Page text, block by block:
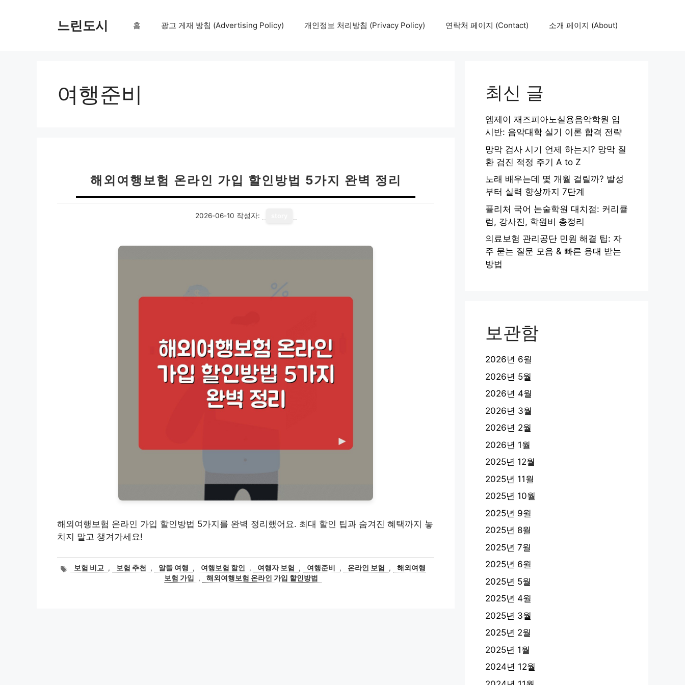
느린도시 홈 광고 게재 방침 (Advertising Policy) 개인정보 처리방침 (Privacy Policy) 연락처 페이지 (Contact) 소개 페이지 (About)
여행준비
해외여행보험 온라인 가입 할인방법 5가지 완벽 정리
2026-06-10 작성자:
해외여행보험 온라인 가입 할인방법 5가지를 완벽 정리했어요. 최대 할인 팁과 숨겨진 혜택까지 놓
치지 말고 챙겨가세요!
태보험 비교 , 보험 추천 , 알뜰 여행 , 여행보험 할인 , 여행자 보험 , 여행준비 , 온라인 보험 ,
해외여행
보험 가입
, 해외여행보험 온라인 가입 할인방법
최신 글
엠제이 재즈피아노실용음악학원 입
시반: 음악대학 실기 이론 합격 전략
망막 검사 시기 언제 하는지? 망막 질
환 검진 적정 주기 A to Z
노래 배우는데 몇 개월 걸릴까? 발성
부터 실력 향상까지 7단계
퓰리처 국어 논술학원 대치점: 커리큘
럼, 강사진, 학원비 총정리
의료보험 관리공단 민원 해결 팁: 자
주 묻는 질문 모음 & 빠른 응대 받는
방법
보관함
2026년 6월
2026년 5월
2026년 4월
2026년 3월
2026년 2월
2026년 1월
2025년 12월
2025년 11월
2025년 10월
2025년 9월
2025년 8월
2025년 7월
2025년 6월
2025년 5월
2025년 4월
2025년 3월
2025년 2월
2025년 1월
2024년 12월